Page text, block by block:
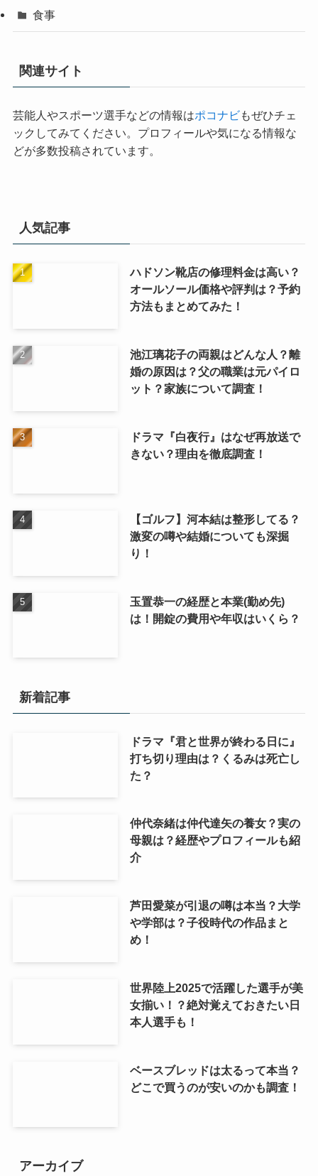
食事
関連サイト
芸能人やスポーツ選手などの情報はポコナビもぜひチェ
ックしてみてください。プロフィールや気になる情報な
どが多数投稿されています。
人気記事
ハドソン靴店の修理料金は高い？
オールソール価格や評判は？予約
方法もまとめてみた！
池江璃花子の両親はどんな人？離
婚の原因は？父の職業は元パイロ
ット？家族について調査！
ドラマ『白夜行』はなぜ再放送で
きない？理由を徹底調査！
【ゴルフ】河本結は整形してる？
激変の噂や結婚についても深掘
り！
玉置恭一の経歴と本業(勤め先)
は！開錠の費用や年収はいくら？
新着記事
ドラマ『君と世界が終わる日に』
打ち切り理由は？くるみは死亡し
た？
仲代奈緒は仲代達矢の養女？実の
母親は？経歴やプロフィールも紹
介
芦田愛菜が引退の噂は本当？大学
や学部は？子役時代の作品まと
め！
世界陸上2025で活躍した選手が美
女揃い！？絶対覚えておきたい日
本人選手も！
ベースブレッドは太るって本当？
どこで買うのが安いのかも調査！
アーカイブ